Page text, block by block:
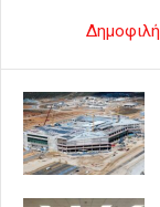
Δημοφιλή